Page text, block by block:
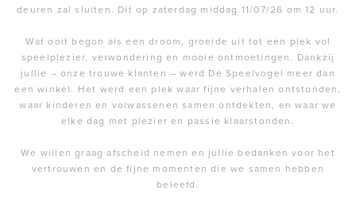
deuren zal sluiten. Dit op zaterdag middag 11/07/26 om 12 uur.
Wat ooit begon als een droom, groeide uit tot een plek vol
speelplezier, verwondering en mooie ontmoetingen. Dankzij
jullie – onze trouwe klanten – werd De Speelvogel meer dan
een winkel. Het werd een plek waar fijne verhalen ontstonden,
waar kinderen en volwassenen samen ontdekten, en waar we
elke dag met plezier en passie klaarstonden.
We willen graag afscheid nemen en jullie bedanken voor het
vertrouwen en de fijne momenten die we samen hebben
beleefd.